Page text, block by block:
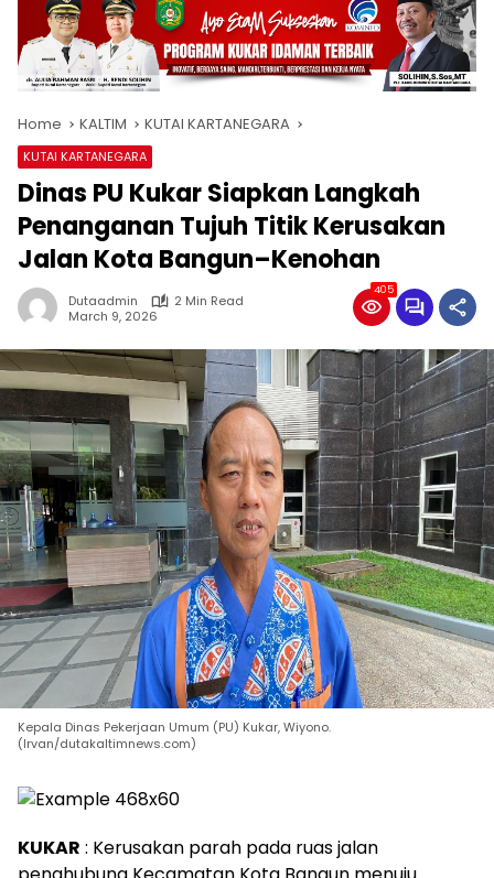
Home KALTIM KUTAI KARTANEGARA
KUTAI KARTANEGARA
Dinas PU Kukar Siapkan Langkah
Penanganan Tujuh Titik Kerusakan
Jalan Kota Bangun–Kenohan
Dutaadmin
2 Min Read
March 9, 2026
405
Kepala Dinas Pekerjaan Umum (PU) Kukar, Wiyono.
(Irvan/dutakaltimnews.com)
KUKAR : Kerusakan parah pada ruas jalan